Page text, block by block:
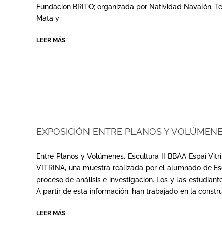
Fundación BRITO; organizada por Natividad Navalón,
Mata y
LEER MÁS
EXPOSICIÓN ENTRE PLANOS Y
02-
25
Entre Planos y Volúmenes. Escultura II BBAA Espai
VITRINA, una muestra realizada por el alumnado de
proceso de análisis e investigación. Los y las
A partir de esta información, han trabajado en la
LEER MÁS